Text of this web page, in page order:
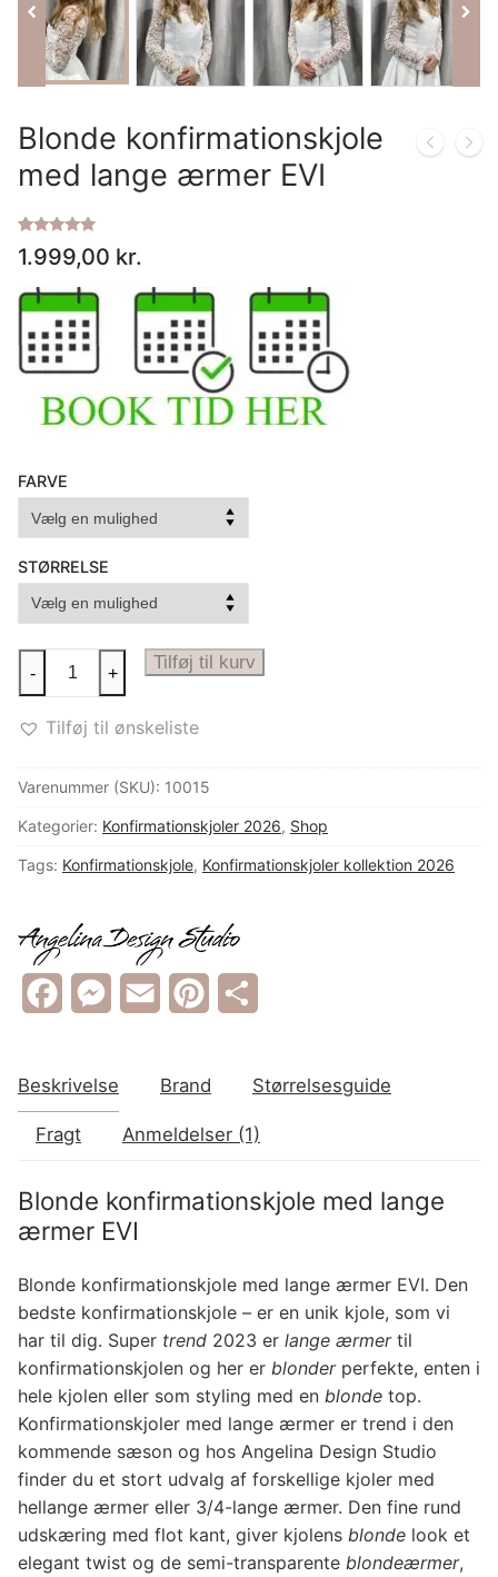
IT
LT
PT
RU
Blonde konfirmationskjole
med lange ærmer EVI
Bedømt
som5.00
baseret på
1
kundebedømmelse
1.999,00 kr.
FARVE
STØRRELSE
Blonde
konfirmationskjole
med
EVI
antal
- + Tilføj til kurv
Tilføj til ønskeliste
Varenummer (SKU): 10015
Kategorier: Konfirmationskjoler 2026, Shop
Tags: Konfirmationskjole, Konfirmationskjoler kollektion 2026
FacebookMessenger
Email Pinterest
Beskrivelse Brand Størrelsesguide
Fragt Anmeldelser (1)
Blonde konfirmationskjole med lange
ærmer EVI
Blonde konfirmationskjole med lange ærmer EVI. Den
bedste konfirmationskjole – er en unik kjole, som vi
har til dig. Super trend 2023 er lange ærmertil
konfirmationskjolen og her er blonderperfekte, enten i
hele kjolen eller som styling med en blonde top.
Konfirmationskjoler med lange ærmer er trend i den
kommende sæson og hos Angelina Design Studio
finder du et stort udvalg af forskellige kjoler med
hellange ærmer eller 3/4-lange ærmer. Den fine rund
udskæring med flot kant, giver kjolens blonde look et
elegant twist og de semi-transparente blondeærmer,